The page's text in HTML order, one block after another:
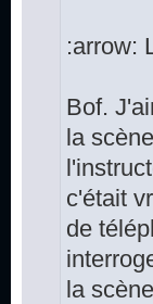
:arrow:
Bof.
la
c'était
de
la